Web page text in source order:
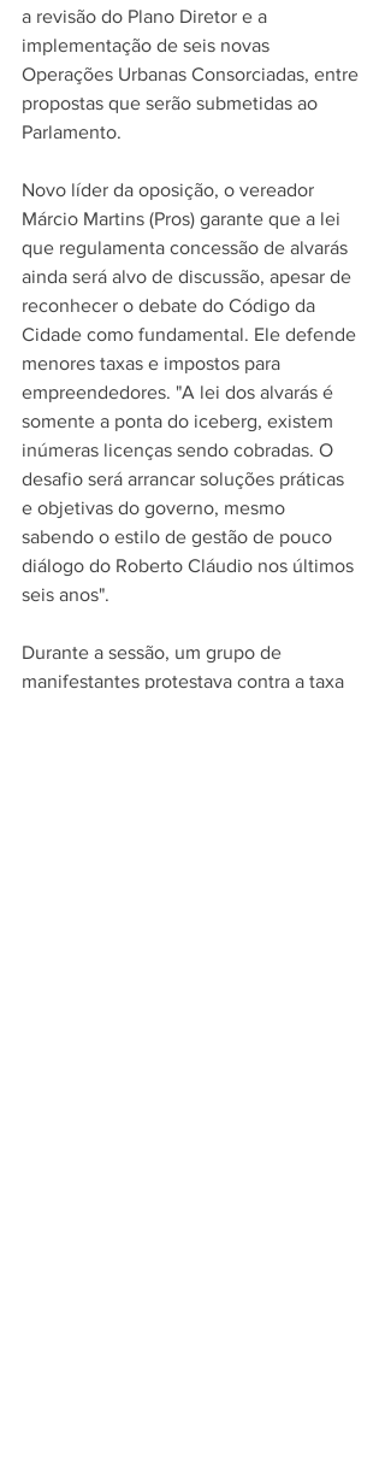
a revisão do Plano Diretor e a
implementação de seis novas
Operações Urbanas Consorciadas, entre
propostas que serão submetidas ao
Parlamento.
Novo líder da oposição, o vereador
Márcio Martins (Pros) garante que a lei
que regulamenta concessão de alvarás
ainda será alvo de discussão, apesar de
reconhecer o debate do Código da
Cidade como fundamental. Ele defende
menores taxas e impostos para
empreendedores. "A lei dos alvarás é
somente a ponta do iceberg, existem
inúmeras licenças sendo cobradas. O
desafio será arrancar soluções práticas
e objetivas do governo, mesmo
sabendo o estilo de gestão de pouco
diálogo do Roberto Cláudio nos últimos
seis anos".
Durante a sessão, um grupo de
manifestantes protestava contra a taxa